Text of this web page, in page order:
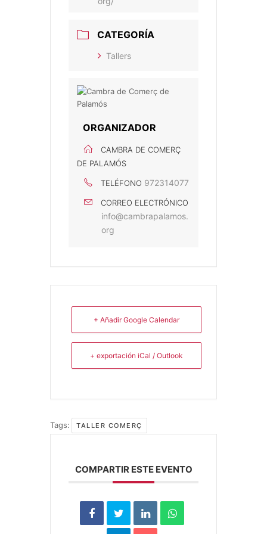
CATEGORÍA
Tallers
ORGANIZADOR
CAMBRA DE COMERÇ
DE PALAMÓS
TELÉFONO 972314077
CORREO ELECTRÓNICO
info@cambrapalamos.
org
+ Añadir Google Calendar
+ exportación iCal / Outlook
Tags: TALLER COMERÇ
COMPARTIR ESTE EVENTO